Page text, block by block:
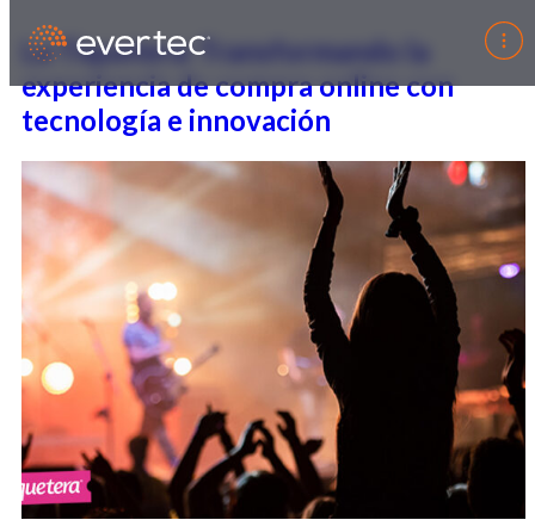
La Tiquetera: Transformando la
experiencia de compra online con
tecnología e innovación